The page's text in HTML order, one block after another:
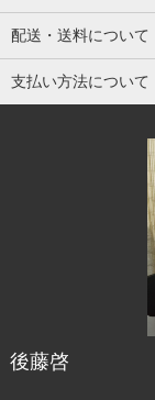
配送・送料について
支払い方法について
後藤啓